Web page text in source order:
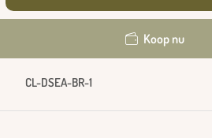
Koop nu
CL-DSEA-BR-1